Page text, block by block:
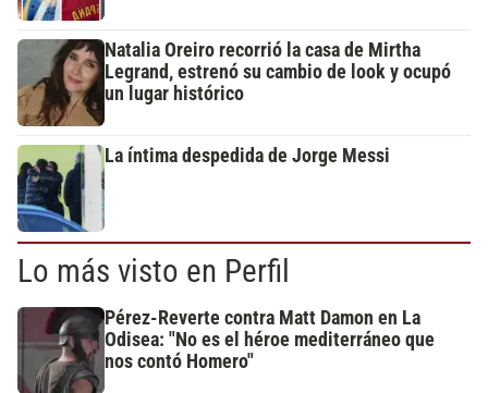
Natalia Oreiro recorrió la casa de Mirtha
Legrand, estrenó su cambio de look y ocupó
un lugar histórico
La íntima despedida de Jorge Messi
Lo más visto en Perfil
Pérez-Reverte contra Matt Damon en La
Odisea: "No es el héroe mediterráneo que
nos contó Homero"